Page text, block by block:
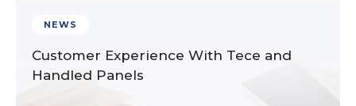
NEWS
Customer Experience With Tece and
Handled Panels